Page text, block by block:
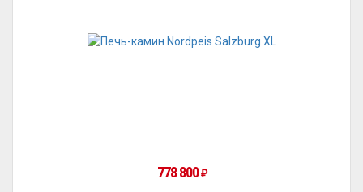
778 800₽